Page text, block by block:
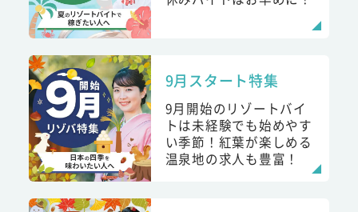
9月スタート特集
9月開始のリゾートバイ
トは未経験でも始めやす
い季節！紅葉が楽しめる
温泉地の求人も豊富！